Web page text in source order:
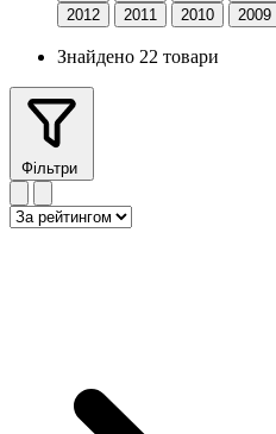
2012
2011 2010 2009
Знайдено 22 товари
Фільтри